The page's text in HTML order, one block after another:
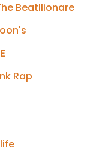
Beatllionare
Rap